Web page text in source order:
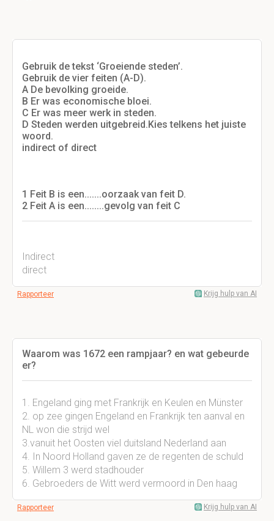
Gebruik de tekst ‘Groeiende steden’.
Gebruik de vier feiten (A-D).
A De bevolking groeide.
B Er was economische bloei.
C Er was meer werk in steden.
D Steden werden uitgebreid.Kies telkens het juiste
woord.
indirect of direct
1 Feit B is een.......oorzaak van feit D.
2 Feit A is een........gevolg van feit C
Indirect
direct
Rapporteer Krijg hulp van AI
Waarom was 1672 een rampjaar? en wat gebeurde
er?
1. Engeland ging met Frankrijk en Keulen en Münster
2. op zee gingen Engeland en Frankrijk ten aanval en
NL won die strijd wel
3.vanuit het Oosten viel duitsland Nederland aan
4. In Noord Holland gaven ze de regenten de schuld
5. Willem 3 werd stadhouder
6. Gebroeders de Witt werd vermoord in Den haag
Rapporteer Krijg hulp van AI